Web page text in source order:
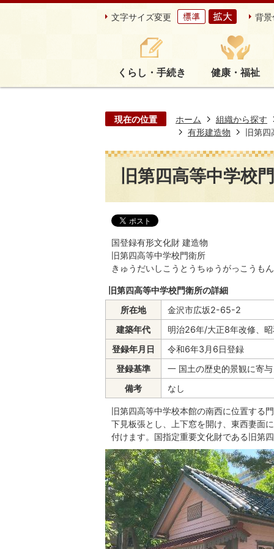
文字サイズ変更 背景
くらし・手続き 健康・福祉
現在の位置 ホーム
組織から探す
有形建造物
旧第
旧第四高等中学校
国登録有形文化財 建造物
旧第四高等中学校門衛所
きゅうだいしこうとうちゅうがっこうも
旧第四高等中学校門衛所の詳細
所在地
金沢市広坂2-65-2
建築年代
明治26年/大正8年改修、
登録年月日
令和6年3月6日登録
登録基準
一 国土の歴史的景観に寄
備考
なし
旧第四高等中学校本館の南西に位置する
下見板張とし、上下窓を開け、東西妻面
付けます。国指定重要文化財である旧第